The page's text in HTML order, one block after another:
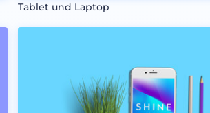
Tablet und Laptop